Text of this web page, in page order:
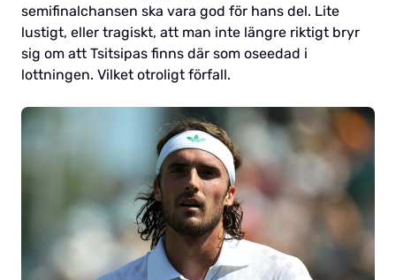
semifinalchansen ska vara god för hans del. Lite
lustigt, eller tragiskt, att man inte längre riktigt bryr
sig om att Tsitsipas finns där som oseedad i
lottningen. Vilket otroligt förfall.